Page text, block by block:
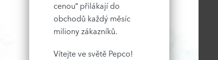
cenou“ přilákají do
obchodů každý měsíc
miliony zákazníků.
Vítejte ve světě Pepco!